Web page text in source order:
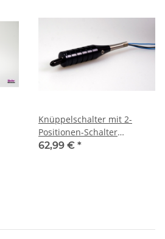
Knüppelschalter mit 2-
Positionen-Schalter
(schwarz)
62,99 € *